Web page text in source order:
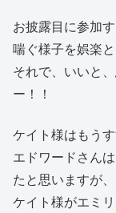
お披露目に参加
喘ぐ様子を娯楽
それで、いいと
ー！！
ケイト様はもう
エドワードさん
たと思いますが
ケイト様がエミ